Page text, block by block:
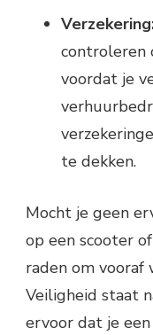
controleren
voordat je
te dekken.
Mocht je geen
op een scooter
raden om vooraf
Veiligheid staat
ervoor dat je